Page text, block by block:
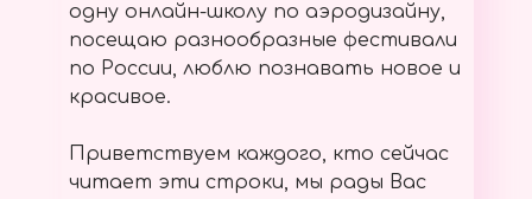
одну онлайн-школу по аэродизайну,
посещаю разнообразные фестивали
по России, люблю познавать новое и
красивое.
Приветствуем каждого, кто сейчас
читает эти строки, мы рады Вас